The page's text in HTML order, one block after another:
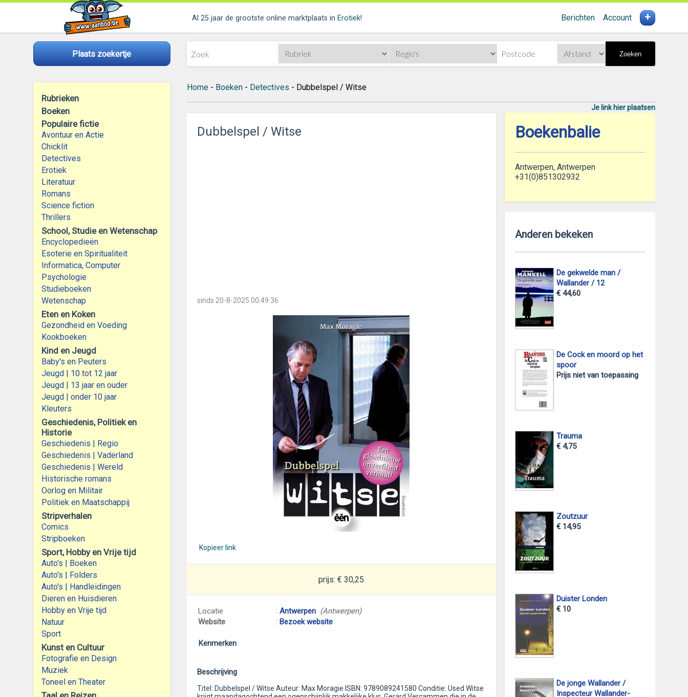
Al 25 jaar de grootste online marktplaats in Erotiek! Berichten Account +
Plaats zoekertje Zoeken
Rubrieken
Boeken
Populaire fictie
Avontuur en Actie
Chicklit
Detectives
Erotiek
Literatuur
Romans
Science fiction
Thrillers
School, Studie en Wetenschap
Encyclopedieën
Esoterie en Spiritualiteit
Informatica, Computer
Psychologie
Studieboeken
Wetenschap
Eten en Koken
Gezondheid en Voeding
Kookboeken
Kind en Jeugd
Baby's en Peuters
Jeugd | 10 tot 12 jaar
Jeugd | 13 jaar en ouder
Jeugd | onder 10 jaar
Kleuters
Geschiedenis, Politiek en
Historie
Geschiedenis | Regio
Geschiedenis | Vaderland
Geschiedenis | Wereld
Historische romans
Oorlog en Militair
Politiek en Maatschappij
Stripverhalen
Comics
Stripboeken
Sport, Hobby en Vrije tijd
Auto's | Boeken
Auto's | Folders
Auto's | Handleidingen
Dieren en Huisdieren
Hobby en Vrije tijd
Natuur
Sport
Kunst en Cultuur
Fotografie en Design
Muziek
Toneel en Theater
Home- Boeken- Detectives - Dubbelspel / Witse
Je link hier plaatsen
Dubbelspel / Witse
sinds 20-8-2025 00:49:36
Kopieer link
prijs: € 30,25
Locatie : Antwerpen (Antwerpen)
Website
: Bezoek website
Kenmerken
Beschrijving
Titel: Dubbelspel / Witse Auteur: Max Moragie ISBN: 9789089241580 Conditie: Used Witse
Boekenbalie
Antwerpen, Antwerpen
+31(0)851302932
Anderen bekeken
De gekwelde man /
Wallander / 12
€ 44,60
De Cock en moord op het
spoor
Prijs niet van toepassing
Trauma
€ 4,75
Zoutzuur
€ 14,95
Duister Londen
€ 10
De jonge Wallander /
Inspecteur Wallander-